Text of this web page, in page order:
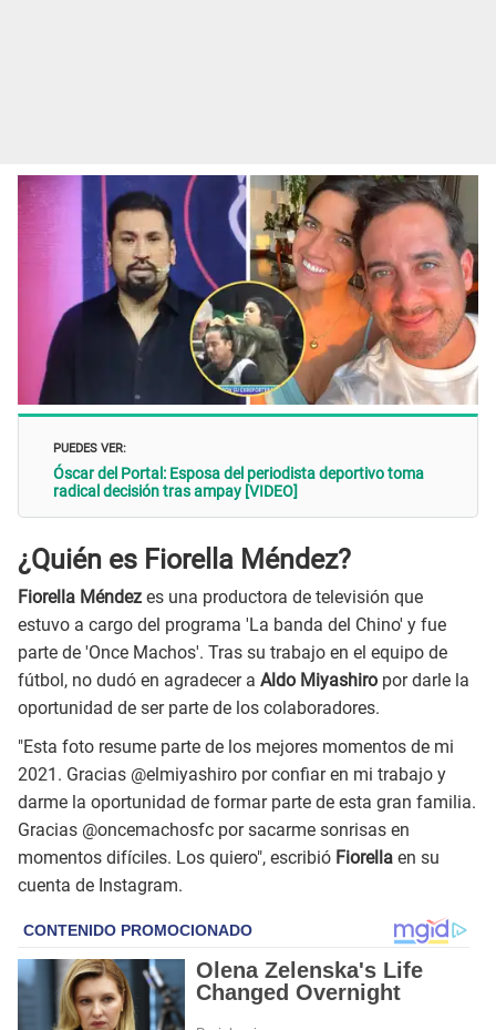
PUEDES VER:
Óscar del Portal: Esposa del periodista deportivo toma
radical decisión tras ampay [VIDEO]
¿Quién es Fiorella Méndez?
Fiorella Méndez es una productora de televisión que
estuvo a cargo del programa 'La banda del Chino' y fue
parte de 'Once Machos'. Tras su trabajo en el equipo de
fútbol, no dudó en agradecer a Aldo Miyashiro por darle la
oportunidad de ser parte de los colaboradores.
"Esta foto resume parte de los mejores momentos de mi
2021. Gracias @elmiyashiro por confiar en mi trabajo y
darme la oportunidad de formar parte de esta gran familia.
Gracias @oncemachosfc por sacarme sonrisas en
momentos difíciles. Los quiero", escribió Fiorella en su
cuenta de Instagram.